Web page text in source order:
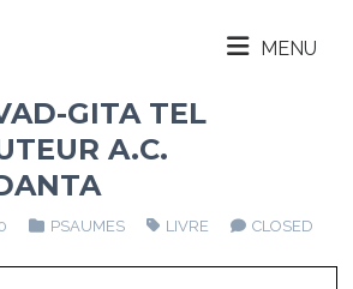
MENU
GITA TEL
A.C.
PSAUMES LIVRE CLOSED